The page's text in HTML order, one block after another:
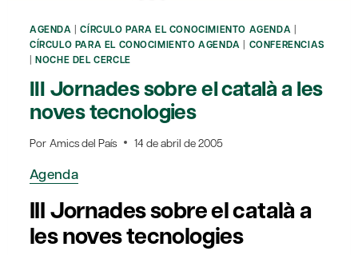
AGENDA |CÍRCULO PARA EL CONOCIMIENTO AGENDA |
CÍRCULO PARA EL CONOCIMIENTO AGENDA | CONFERENCIAS
|NOCHE DEL CERCLE
III Jornades sobre el català a les
noves tecnologies
Por Amics del País 14 de abril de 2005
Agenda
III Jornades sobre el català a
les noves tecnologies